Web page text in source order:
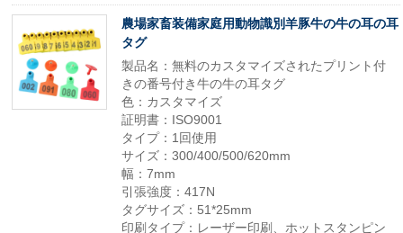
農場家畜装備家庭用動物識別羊豚牛の牛の耳の耳
タグ
製品名：無料のカスタマイズされたプリント付
きの番号付き牛の牛の耳タグ
色：カスタマイズ
証明書：ISO9001
タイプ：1回使用
サイズ：300/400/500/620mm
幅：7mm
引張強度：417N
タグサイズ：51*25mm
印刷タイプ：レーザー印刷、ホットスタンピン